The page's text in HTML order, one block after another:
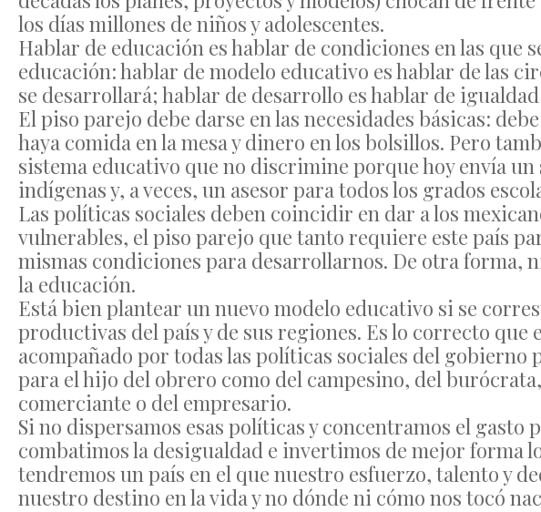
los días millones de niños y adolescentes.
Hablar de educación es hablar de condiciones en las que
educación: hablar de modelo educativo es hablar de las
se desarrollará; hablar de desarrollo es hablar de
El piso parejo debe darse en las necesidades básicas:
haya comida en la mesa y dinero en los bolsillos. Pero
sistema educativo que no discrimine porque hoy envía
indígenas y, a veces, un asesor para todos los grados
Las políticas sociales deben coincidir en dar a los
vulnerables, el piso parejo que tanto requiere este país
mismas condiciones para desarrollarnos. De otra forma,
la educación.
Está bien plantear un nuevo modelo educativo si se
productivas del país y de sus regiones. Es lo correcto que
acompañado por todas las políticas sociales del gobierno
para el hijo del obrero como del campesino, del
comerciante o del empresario.
Si no dispersamos esas políticas y concentramos el gasto
combatimos la desigualdad e invertimos de mejor forma
tendremos un país en el que nuestro esfuerzo, talento y
nuestro destino en la vida y no dónde ni cómo nos tocó